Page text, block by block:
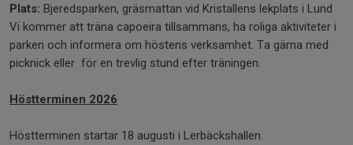
Plats: Bjeredsparken, gräsmattan vid Kristallens lekplats i Lund
Vi kommer att träna capoeira tillsammans, ha roliga aktiviteter i
parken och informera om höstens verksamhet. Ta gärna med
picknick eller för en trevlig stund efter träningen.
Höstterminen 2026
Höstterminen startar 18 augusti i Lerbäckshallen.